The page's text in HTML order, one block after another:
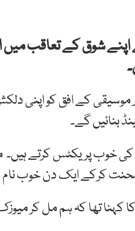
شوق کے تعاقب میں
کے افق کو اپنی
بنائیں گے۔
کی خوب پریکٹس کرتے
محنت کرکے ایک دن خوب
کہنا تھا کہ ہم مل کر